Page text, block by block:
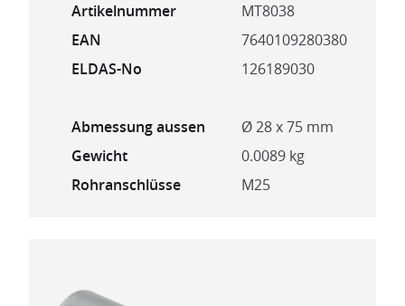
Artikelnummer
MT8038
EAN
7640109280380
ELDAS-No
126189030
Abmessung aussen
Ø 28 x 75 mm
Gewicht
0.0089 kg
Rohranschlüsse
M25